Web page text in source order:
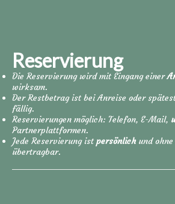
Reservierung
Die Reservierung wird mit Eingang einer
wirksam.
Der Restbetrag ist bei Anreise oder
fällig.
Reservierungen möglich: Telefon, E-Mail,
Partnerplattformen.
Jede Reservierung istpersönlich und
übertragbar.